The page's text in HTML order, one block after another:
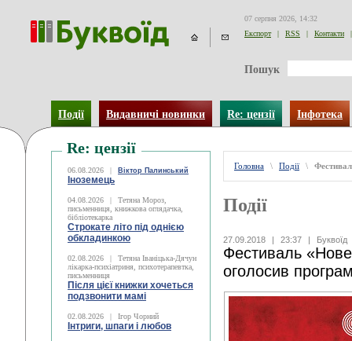
07 серпня 2026, 14:32
Експорт
| RSS | Контакти |
Пошук
Події Видавничі новинки Re: цензії Інфотека
Re: цензії
06.08.2026 | Віктор Палинський
Іноземець
04.08.2026 |
Тетяна Мороз,
письменниця, книжкова оглядачка,
бібліотекарка
Строкате літо під однією
обкладинкою
02.08.2026 |
Тетяна Іваніцька-Дячун
лікарка-психіатриня, психотерапевтка,
письменниця
Після цієї книжки хочеться
подзвонити мамі
02.08.2026 | Ігор Чорний
Інтриги, шпаги і любов
Головна \ Події \
Події
27.09.2018 | 23:37 | Буквоїд
Фестиваль «Нове
оголосив